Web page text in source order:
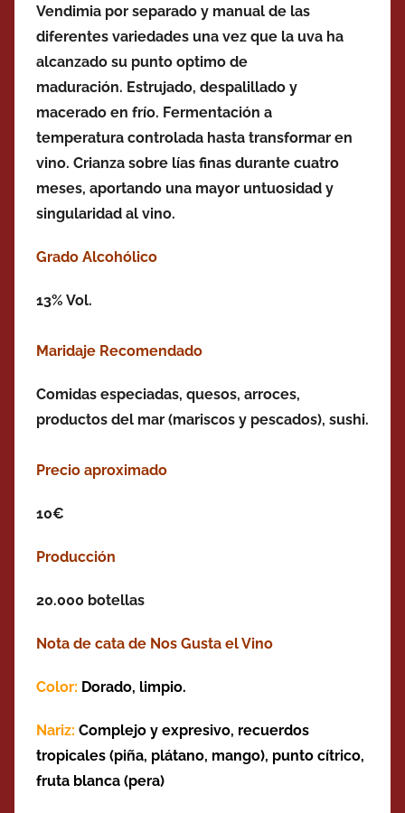
Vendimia por separado y manual de las
diferentes variedades una vez que la uva ha
alcanzado su punto optimo de
maduración. Estrujado, despalillado y
macerado en frío. Fermentación a
temperatura controlada hasta transformar en
vino. Crianza sobre lías finas durante cuatro
meses, aportando una mayor untuosidad y
singularidad al vino.
Grado Alcohólico
13% Vol.
Maridaje Recomendado
Comidas especiadas, quesos, arroces,
productos del mar (mariscos y pescados), sushi.
Precio aproximado
10€
Producción
20.000 botellas
Nota de cata de Nos Gusta el Vino
Color: Dorado, limpio.
Nariz: Complejo y expresivo, recuerdos
tropicales (piña, plátano, mango), punto cítrico,
fruta blanca (pera)